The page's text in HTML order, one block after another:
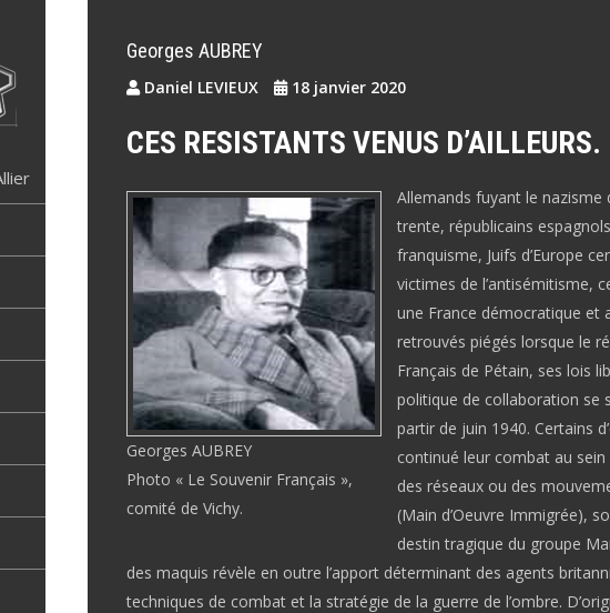
Georges AUBREY
Daniel LEVIEUX 18 janvier 2020
CES RESISTANTS VENUS D’AILLEURS.
Georges AUBREY
Photo « Le Souvenir Français »,
comité de Vichy.
Allemands fuyant le nazisme
trente, républicains
franquisme, Juifs d’Europe
victimes de l’antisémitisme,
une France démocratique et
retrouvés piégés lorsque le
Français de Pétain, ses lois
politique de collaboration se
partir de juin 1940. Certains
continué leur combat au sein
des réseaux ou des
(Main d’Oeuvre Immigrée),
destin tragique du groupe
des maquis révèle en outre l’apport déterminant des agents
techniques de combat et la stratégie de la guerre de l’ombre.